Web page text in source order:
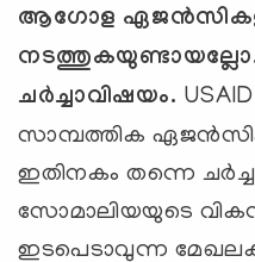
ആഗോള
ചര്‍ച്ചാവിഷയം.
സാമ്പത്തിക
ഇതിനകം തന്നെ
സോമാലിയയുടെ
ഇടപെടാവുന്ന